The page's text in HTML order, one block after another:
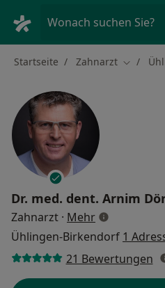
Wonach suchen Sie?
Startseite Zahnarzt Stadt
Dr. med. dent. Arnim
Zahnarzt · Mehrüber
Ühlingen-Birkendorf 1
21 Bewertungen